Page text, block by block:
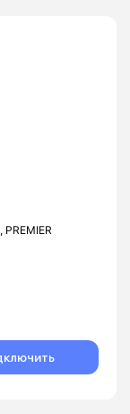
PREMIER